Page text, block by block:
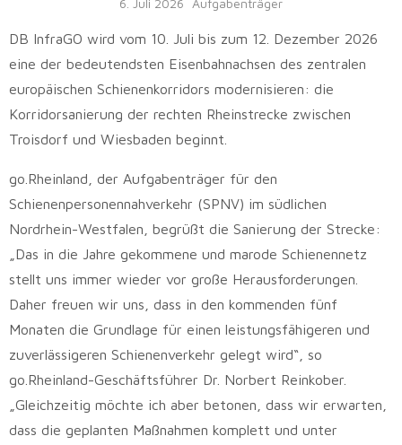
DB InfraGO wird vom 10. Juli bis zum 12. Dezember 2026
eine der bedeutendsten Eisenbahnachsen des zentralen
europäischen Schienenkorridors modernisieren: die
Korridorsanierung der rechten Rheinstrecke zwischen
Troisdorf und Wiesbaden beginnt.
go.Rheinland, der Aufgabenträger für den
Schienenpersonennahverkehr (SPNV) im südlichen
Nordrhein-Westfalen, begrüßt die Sanierung der Strecke:
„Das in die Jahre gekommene und marode Schienennetz
stellt uns immer wieder vor große Herausforderungen.
Daher freuen wir uns, dass in den kommenden fünf
Monaten die Grundlage für einen leistungsfähigeren und
zuverlässigeren Schienenverkehr gelegt wird“, so
go.Rheinland-Geschäftsführer Dr. Norbert Reinkober.
„Gleichzeitig möchte ich aber betonen, dass wir erwarten,
dass die geplanten Maßnahmen komplett und unter